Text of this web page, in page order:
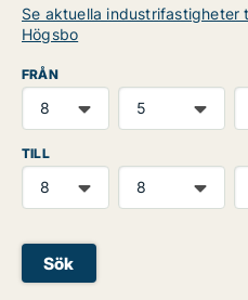
Se aktuella industrifastigheter
Högsbo
FRÅN
TILL
Sök